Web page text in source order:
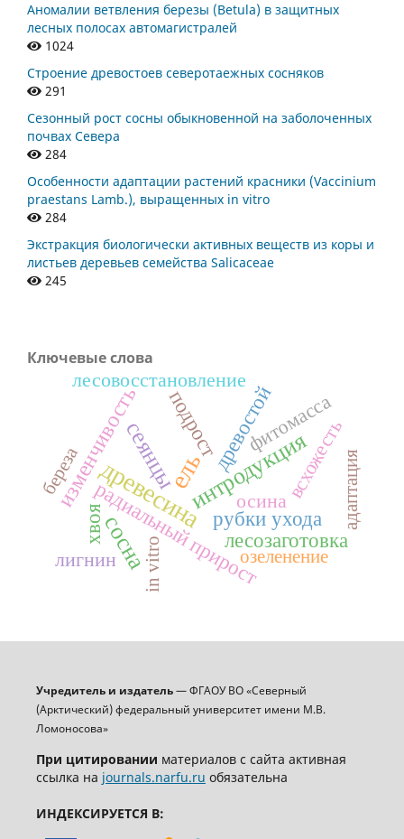
Аномалии ветвления березы (Betula) в защитных
лесных полосах автомагистралей
1024
Строение древостоев северотаежных сосняков
291
Сезонный рост сосны обыкновенной на заболоченных
почвах Севера
284
Особенности адаптации растений красники (Vaccinium
praestans Lamb.), выращенных in vitro
284
Экстракция биологически активных веществ из коры и
листьев деревьев семейства Salicaceae
245
Ключевые слова
древесина
ельинтродукция
сеянцы
сосна
изменчивость древостой
радиальный прирострубки ухода
хвоя лесозаготовка
подрост
осинавсхожесть
лесовосстановление
лигнин
фитомасса
адаптация
in vitro
береза
озеленение
Учредитель и издатель— ФГАОУ ВО «Северный
(Арктический) федеральный университет имени М.В.
Ломоносова»
При цитировании материалов с сайта активная
ссылка на journals.narfu.ru обязательна
ИНДЕКСИРУЕТСЯ В: